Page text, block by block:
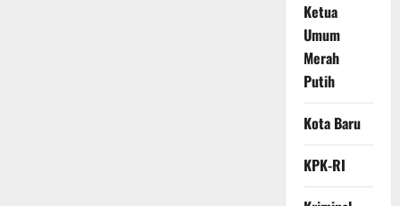
Ketua
Umum
Merah
Putih
Kota Baru
KPK-RI